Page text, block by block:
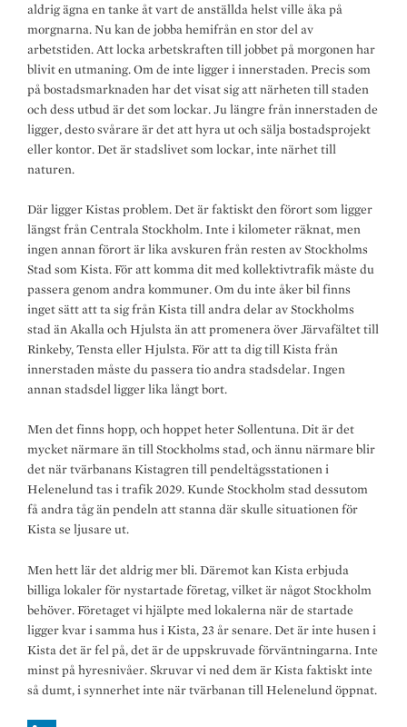
aldrig ägna en tanke åt vart de anställda helst ville åka på
morgnarna. Nu kan de jobba hemifrån en stor del av
arbetstiden. Att locka arbetskraften till jobbet på morgonen har
blivit en utmaning. Om de inte ligger i innerstaden. Precis som
på bostadsmarknaden har det visat sig att närheten till staden
och dess utbud är det som lockar. Ju längre från innerstaden de
ligger, desto svårare är det att hyra ut och sälja bostadsprojekt
eller kontor. Det är stadslivet som lockar, inte närhet till
naturen.
Där ligger Kistas problem. Det är faktiskt den förort som ligger
längst från Centrala Stockholm. Inte i kilometer räknat, men
ingen annan förort är lika avskuren från resten av Stockholms
Stad som Kista. För att komma dit med kollektivtrafik måste du
passera genom andra kommuner. Om du inte åker bil finns
inget sätt att ta sig från Kista till andra delar av Stockholms
stad än Akalla och Hjulsta än att promenera över Järvafältet till
Rinkeby, Tensta eller Hjulsta. För att ta dig till Kista från
innerstaden måste du passera tio andra stadsdelar. Ingen
annan stadsdel ligger lika långt bort.
Men det finns hopp, och hoppet heter Sollentuna. Dit är det
mycket närmare än till Stockholms stad, och ännu närmare blir
det när tvärbanans Kistagren till pendeltågsstationen i
Helenelund tas i trafik 2029. Kunde Stockholm stad dessutom
få andra tåg än pendeln att stanna där skulle situationen för
Kista se ljusare ut.
Men hett lär det aldrig mer bli. Däremot kan Kista erbjuda
billiga lokaler för nystartade företag, vilket är något Stockholm
behöver. Företaget vi hjälpte med lokalerna när de startade
ligger kvar i samma hus i Kista, 23 år senare. Det är inte husen i
Kista det är fel på, det är de uppskruvade förväntningarna. Inte
minst på hyresnivåer. Skruvar vi ned dem är Kista faktiskt inte
så dumt, i synnerhet inte när tvärbanan till Helenelund öppnat.